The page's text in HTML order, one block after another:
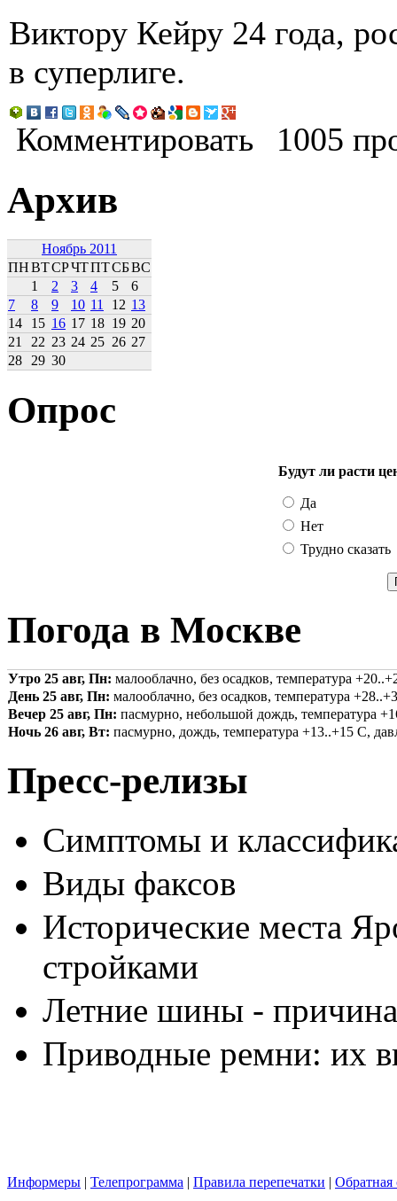
Виктору Кейру 24 года,
в суперлиге.
Комментировать
1005
Архив
Ноябрь 2011
ПНВТСРЧТПТСБВС
1
2 3 4 5
6
7
8 9 10 11 12 13
14
15 16 17 18 19 20
21
22 23 24 25 26 27
28
29 30
Опрос
Будут ли расти
Да
Нет
Трудно сказать
Погода в Москве
Утро 25 авг, Пн: малооблачно, без осадков, температура
День 25 авг, Пн: малооблачно, без осадков, температура
Вечер 25 авг, Пн: пасмурно, небольшой дождь, температура
Ночь 26 авг, Вт: пасмурно, дождь, температура +13..+15 С,
Пресс-релизы
Симптомы и
Виды факсов
Исторические места
стройками
Летние шины -
Приводные ремни: их
Информеры | Телепрограмма | Правила перепечатки | Обратная